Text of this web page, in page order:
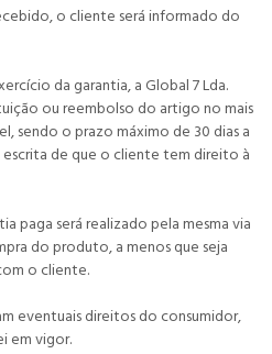
o cliente será informado do
da garantia, a Global 7 Lda.
ou reembolso do artigo no mais
sendo o prazo máximo de 30 dias a
de que o cliente tem direito à
paga será realizado pela mesma via
do produto, a menos que seja
o cliente.
eventuais direitos do consumidor,
em vigor.